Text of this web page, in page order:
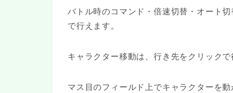
バトル時のコマンド・倍速切替・オート
で行えます。
キャラクター移動は、行き先をクリックで
マス目のフィールド上でキャラクターを